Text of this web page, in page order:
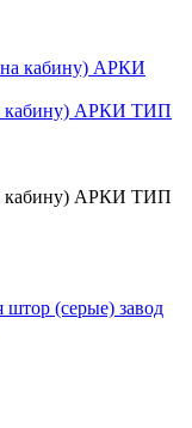
кабину) АРКИ ТИП
кабину) АРКИ ТИП